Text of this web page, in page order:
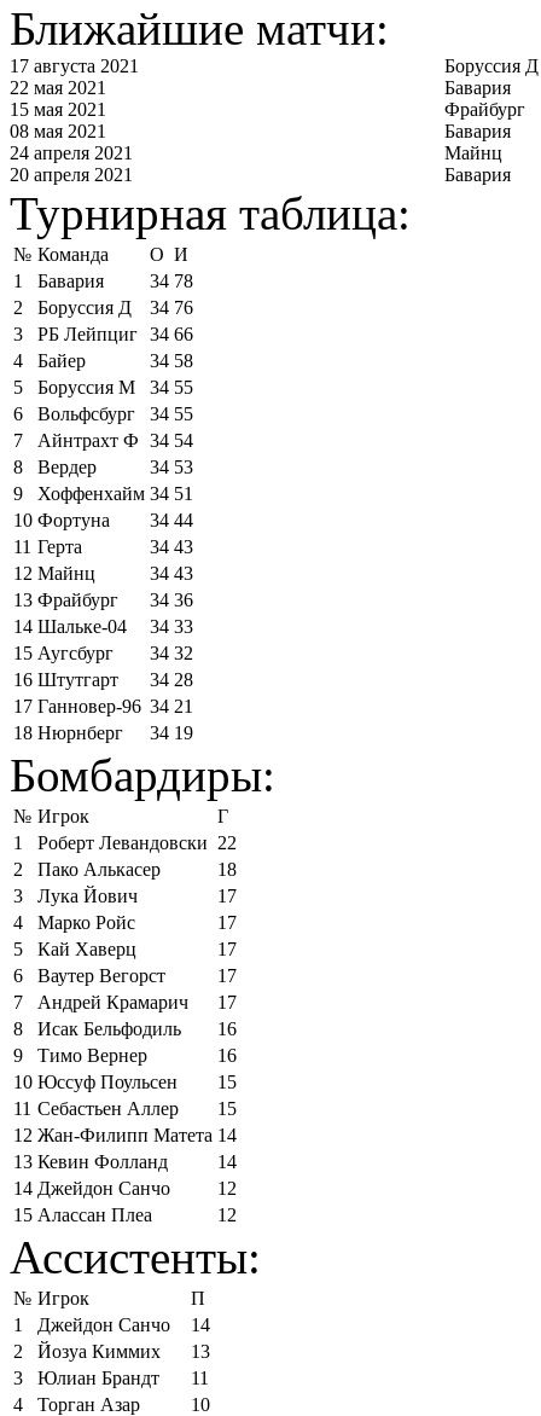
Ближайшие матчи:
17 августа 2021
Боруссия Д
22 мая 2021
Бавария
15 мая 2021
Фрайбург
08 мая 2021
Бавария
24 апреля 2021
Майнц
20 апреля 2021
Бавария
Турнирная таблица:
№ Команда О И
1
Бавария 34 78
2
Боруссия Д 34 76
3
РБ Лейпциг 34 66
4
Байер 34 58
5
Боруссия М 34 55
6
Вольфсбург 34 55
7
Айнтрахт Ф 34 54
8
Вердер 34 53
9
Хоффенхайм 34 51
10 Фортуна 34 44
11 Герта 34 43
12 Майнц 34 43
13 Фрайбург 34 36
14 Шальке-04 34 33
15 Аугсбург 34 32
16 Штутгарт 34 28
17 Ганновер-96 34 21
18 Нюрнберг 34 19
Бомбардиры:
№ Игрок
Г
1
Роберт Левандовски 22
2
Пако Алькасер
18
3
Лука Йович
17
4
Марко Ройс
17
5
Кай Хаверц
17
6
Ваутер Вегорст
17
7
Андрей Крамарич
17
8
Исак Бельфодиль
16
9
Тимо Вернер
16
10 Юссуф Поульсен
15
11 Себастьен Аллер
15
12 Жан-Филипп Матета 14
13 Кевин Фолланд
14
14 Джейдон Санчо
12
15 Алассан Плеа 12
Ассистенты:
№ Игрок
П
1
Джейдон Санчо
14
2
Йозуа Киммих
13
3
Юлиан Брандт
11
4
Торган Азар
10